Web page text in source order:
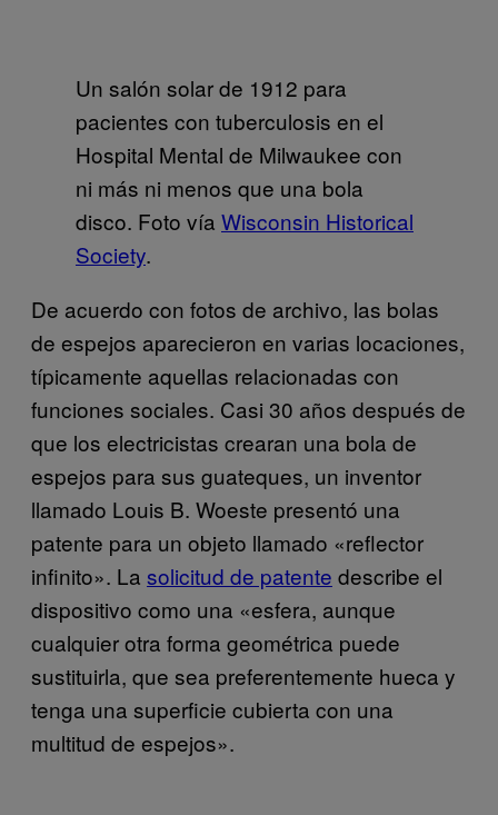
Un salón solar de 1912 para
pacientes con tuberculosis en el
Hospital Mental de Milwaukee con
ni más ni menos que una bola
disco. Foto vía Wisconsin Historical
Society.
De acuerdo con fotos de archivo, las bolas
de espejos aparecieron en varias locaciones,
típicamente aquellas relacionadas con
funciones sociales. Casi 30 años después de
que los electricistas crearan una bola de
espejos para sus guateques, un inventor
llamado Louis B. Woeste presentó una
patente para un objeto llamado «reflector
infinito». La solicitud de patente describe el
dispositivo como una «esfera, aunque
cualquier otra forma geométrica puede
sustituirla, que sea preferentemente hueca y
tenga una superficie cubierta con una
multitud de espejos».